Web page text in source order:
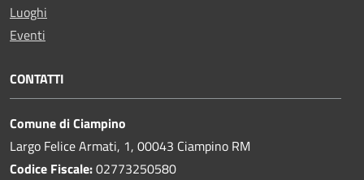
Luoghi
Eventi
CONTATTI
Comune di Ciampino
Largo Felice Armati, 1, 00043 Ciampino RM
Codice Fiscale:02773250580